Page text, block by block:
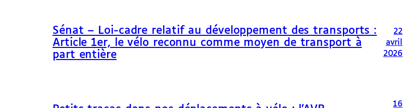
Sénat – Loi-cadre relatif au développement des transports :
Article 1er, le vélo reconnu comme moyen de transport à
part entière
22
avril
2026
16